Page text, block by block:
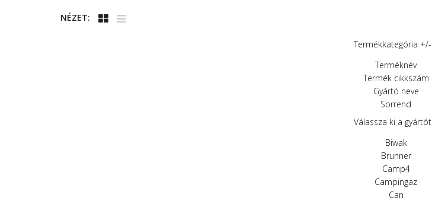
NÉZET:
Termékkategória +/-
Terméknév
Termék cikkszám
Gyártó neve
Sorrend
Válassza ki a gyártót
Biwak
Brunner
Camp4
Campingaz
Can